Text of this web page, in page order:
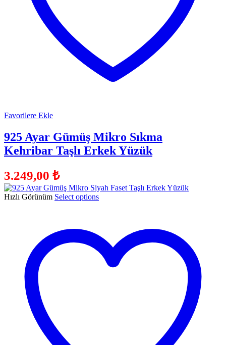
Favorilere Ekle
925 Ayar Gümüş Mikro Sıkma
Kehribar Taşlı Erkek Yüzük
3.249,00 ₺
Hızlı Görünüm Select options